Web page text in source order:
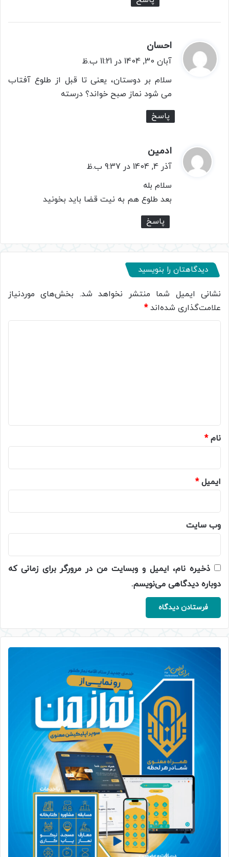
احسان
ف
:
آبان 30, 1404 در 11:21 ب.ظ
سلام بر دوستان، یعنی تا قبل از طلوع آفتاب
می شود نماز صبح خواند؟ درسته
پاسخ
ادمین
ف
آذر 4, 1404 در 9:37 ب.ظ
سلام بله
بعد طلوع هم به نیت قضا باید بخونید
پاسخ
دیدگاهتان را بنویسید
نشانی ایمیل شما منتشر نخواهد شد. بخش‌های موردنیاز
علامت‌گذاری شده‌اند*
نام*
ایمیل*
وب‌ سایت
ذخیره نام، ایمیل و وبسایت من در مرورگر برای زمانی که
دوباره دیدگاهی می‌نویسم.